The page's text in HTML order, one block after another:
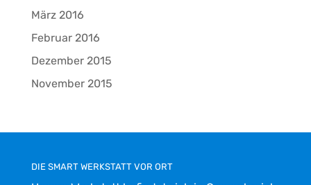
März 2016
Februar 2016
Dezember 2015
November 2015
DIE SMART WERKSTATT VOR ORT